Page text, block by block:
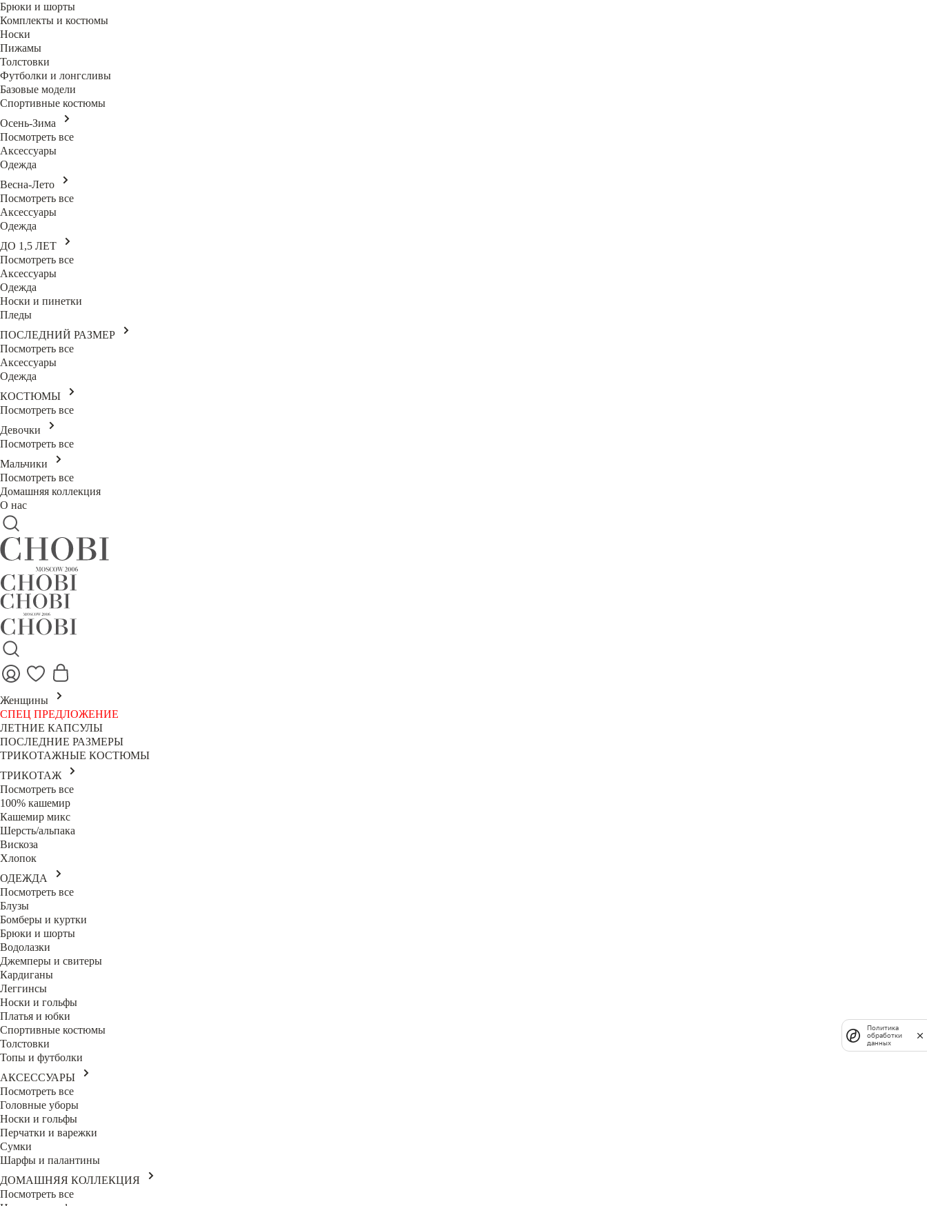
Брюки и шорты
Комплекты и костюмы
Носки
Пижамы
Толстовки
Футболки и лонгсливы
Базовые модели
Спортивные костюмы
Осень-Зима
Посмотреть все
Аксессуары
Одежда
Весна-Лето
Посмотреть все
Аксессуары
Одежда
ДО 1,5 ЛЕТ
Посмотреть все
Аксессуары
Одежда
Носки и пинетки
Пледы
ПОСЛЕДНИЙ РАЗМЕР
Посмотреть все
Аксессуары
Одежда
КОСТЮМЫ
Посмотреть все
Девочки
Посмотреть все
Мальчики
Посмотреть все
Домашняя коллекция
О нас
Женщины
СПЕЦ ПРЕДЛОЖЕНИЕ
ЛЕТНИЕ КАПСУЛЫ
ПОСЛЕДНИЕ РАЗМЕРЫ
ТРИКОТАЖНЫЕ КОСТЮМЫ
ТРИКОТАЖ
Посмотреть все
100% кашемир
Кашемир микс
Шерсть/альпака
Вискоза
Хлопок
ОДЕЖДА
Посмотреть все
Блузы
Бомберы и куртки
Брюки и шорты
Водолазки
Джемперы и свитеры
Кардиганы
Леггинсы
Носки и гольфы
Платья и юбки
Спортивные костюмы
Толстовки
Топы и футболки
АКСЕССУАРЫ
Посмотреть все
Головные уборы
Носки и гольфы
Перчатки и варежки
Сумки
Шарфы и палантины
ДОМАШНЯЯ КОЛЛЕКЦИЯ
Посмотреть все
Политика
обработки
данных